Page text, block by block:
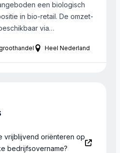
een biologisch
in bio-retail. De omzet-
via
bouwde in de
jaar een herkenbare
Heel Nederland
vrijblijvend oriënteren op
bedrijfsovername?